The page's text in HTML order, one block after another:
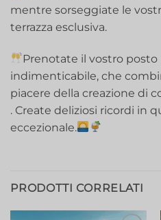
mentre sorseggiate le
terrazza esclusiva.
Prenotate il vostro posto
indimenticabile, che
piacere della creazione di
. Create deliziosi ricordi in
eccezionale.
PRODOTTI CORRELATI